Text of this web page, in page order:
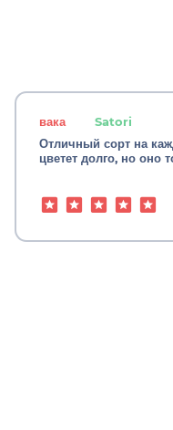
вака
Satori
Отличный сорт на
цветет долго, но оно